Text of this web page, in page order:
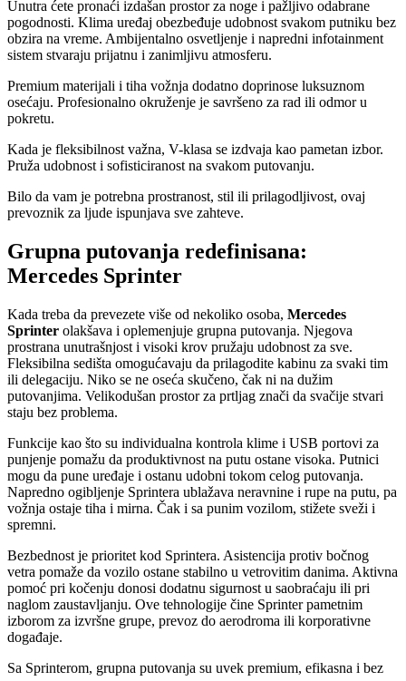
Unutra ćete pronaći izdašan prostor za noge i pažljivo odabrane
pogodnosti. Klima uređaj obezbeđuje udobnost svakom putniku bez
obzira na vreme. Ambijentalno osvetljenje i napredni infotainment
sistem stvaraju prijatnu i zanimljivu atmosferu.
Premium materijali i tiha vožnja dodatno doprinose luksuznom
osećaju. Profesionalno okruženje je savršeno za rad ili odmor u
pokretu.
Kada je fleksibilnost važna, V-klasa se izdvaja kao pametan izbor.
Pruža udobnost i sofisticiranost na svakom putovanju.
Bilo da vam je potrebna prostranost, stil ili prilagodljivost, ovaj
prevoznik za ljude ispunjava sve zahteve.
Grupna putovanja redefinisana:
Mercedes Sprinter
Kada treba da prevezete više od nekoliko osoba, Mercedes
Sprinter olakšava i oplemenjuje grupna putovanja. Njegova
prostrana unutrašnjost i visoki krov pružaju udobnost za sve.
Fleksibilna sedišta omogućavaju da prilagodite kabinu za svaki tim
ili delegaciju. Niko se ne oseća skučeno, čak ni na dužim
putovanjima. Velikodušan prostor za prtljag znači da svačije stvari
staju bez problema.
Funkcije kao što su individualna kontrola klime i USB portovi za
punjenje pomažu da produktivnost na putu ostane visoka. Putnici
mogu da pune uređaje i ostanu udobni tokom celog putovanja.
Napredno ogibljenje Sprintera ublažava neravnine i rupe na putu, pa
vožnja ostaje tiha i mirna. Čak i sa punim vozilom, stižete sveži i
spremni.
Bezbednost je prioritet kod Sprintera. Asistencija protiv bočnog
vetra pomaže da vozilo ostane stabilno u vetrovitim danima. Aktivna
pomoć pri kočenju donosi dodatnu sigurnost u saobraćaju ili pri
naglom zaustavljanju. Ove tehnologije čine Sprinter pametnim
izborom za izvršne grupe, prevoz do aerodroma ili korporativne
događaje.
Sa Sprinterom, grupna putovanja su uvek premium, efikasna i bez